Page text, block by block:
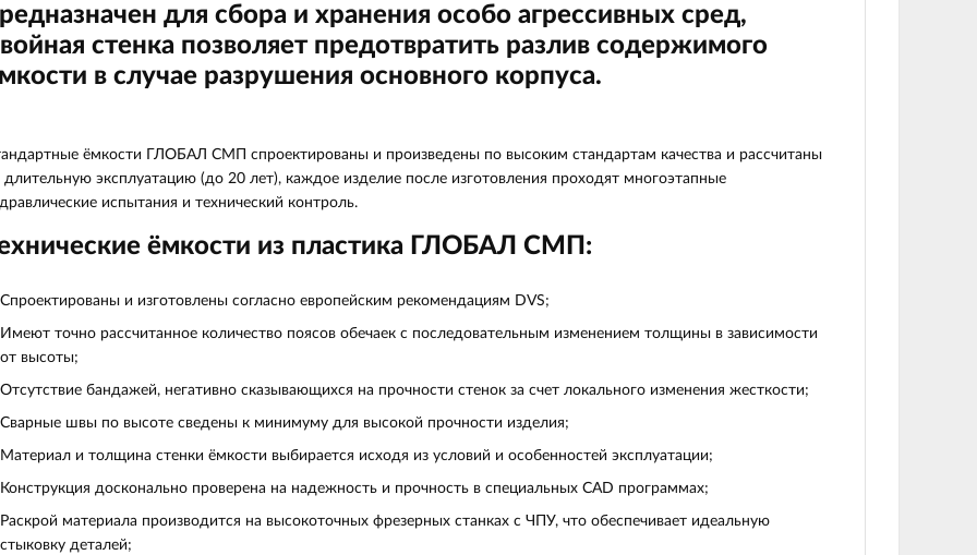
для сбора и хранения особо агрессивных сред,
стенка позволяет предотвратить разлив содержимого
в случае разрушения основного корпуса.
ёмкости ГЛОБАЛ СМП спроектированы и произведены по высоким стандартам качества и рассчитаны
длительную эксплуатацию (до 20 лет), каждое изделие после изготовления проходят многоэтапные
испытания и технический контроль.
ёмкости из пластика ГЛОБАЛ СМП:
Спроектированы и изготовлены согласно европейским рекомендациям DVS;
Имеют точно рассчитанное количество поясов обечаек с последовательным изменением толщины в зависимости
от высоты;
Отсутствие бандажей, негативно сказывающихся на прочности стенок за счет локального изменения жесткости;
Сварные швы по высоте сведены к минимуму для высокой прочности изделия;
Материал и толщина стенки ёмкости выбирается исходя из условий и особенностей эксплуатации;
Конструкция досконально проверена на надежность и прочность в специальных CAD программах;
Раскрой материала производится на высокоточных фрезерных станках с ЧПУ, что обеспечивает идеальную
стыковку деталей;